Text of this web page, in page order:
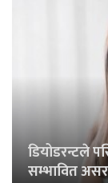
डियोडरन्टले
सम्भावित असर